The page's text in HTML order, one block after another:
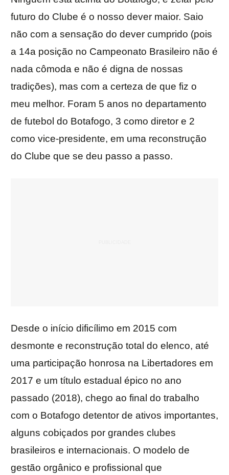
futuro do Clube é o nosso dever maior. Saio
não com a sensação do dever cumprido (pois
a 14a posição no Campeonato Brasileiro não é
nada cômoda e não é digna de nossas
tradições), mas com a certeza de que fiz o
meu melhor. Foram 5 anos no departamento
de futebol do Botafogo, 3 como diretor e 2
como vice-presidente, em uma reconstrução
do Clube que se deu passo a passo.
Desde o início dificílimo em 2015 com
desmonte e reconstrução total do elenco, até
uma participação honrosa na Libertadores em
2017 e um título estadual épico no ano
passado (2018), chego ao final do trabalho
com o Botafogo detentor de ativos importantes,
alguns cobiçados por grandes clubes
brasileiros e internacionais. O modelo de
gestão orgânico e profissional que